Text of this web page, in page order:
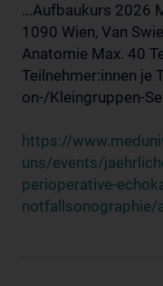
...Aufbaukurs 2026
1090 Wien, Van
Anatomie Max. 40
Teilnehmer:innen je
on-/Kleingruppen-
https://
uns/events/
perioperative-
notfallsonographie/